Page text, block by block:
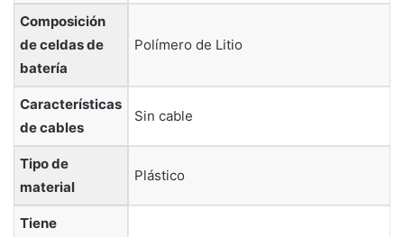
Composición
de celdas de
batería
‎Polímero de Litio
Características
de cables
‎Sin cable
Tipo de
material
‎Plástico
Tiene